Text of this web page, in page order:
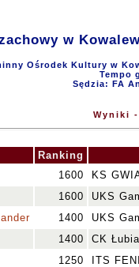
w
Ośrodek Kultury w
Tempo
Sędzia: FA
Wyniki
Ranking
1600 KS
1600 UKS
1400 UKS
1400 CK
1250 ITS